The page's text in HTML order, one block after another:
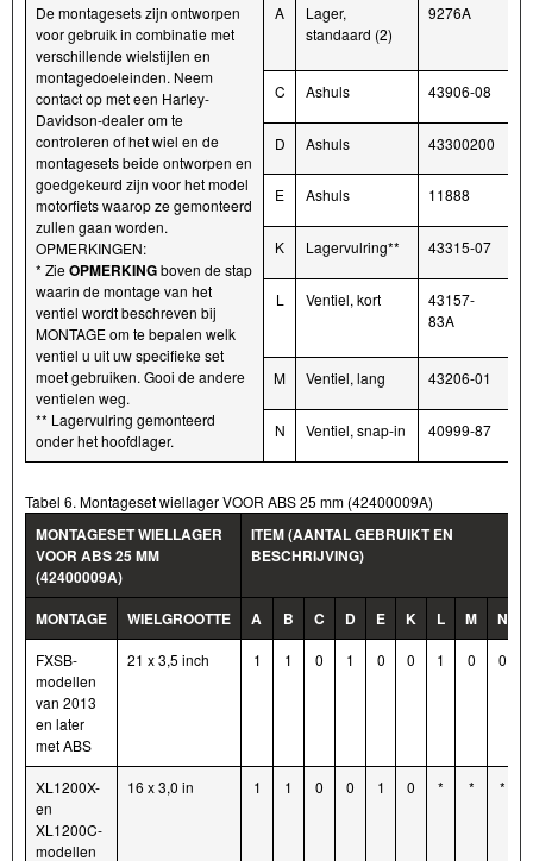
De montagesets zijn ontworpen
voor gebruik in combinatie met
verschillende wielstijlen en
montagedoeleinden. Neem
contact op met een Harley-
Davidson-dealer om te
controleren of het wiel en de
montagesets beide ontworpen en
goedgekeurd zijn voor het model
motorfiets waarop ze gemonteerd
zullen gaan worden.
OPMERKINGEN:
* ZieOPMERKINGboven de stap
waarin de montage van het
ventiel wordt beschreven bij
MONTAGE om te bepalen welk
ventiel u uit uw specifieke set
moet gebruiken. Gooi de andere
ventielen weg.
** Lagervulring gemonteerd
onder het hoofdlager.
A
Lager,
standaard (2)
9276A
C Ashuls 43906-08
D Ashuls 43300200
E Ashuls 11888
K Lagervulring** 43315-07
L Ventiel, kort
43157-
83A
M Ventiel, lang 43206-01
N Ventiel, snap-in 40999-87
Tabel 6. Montageset wiellager VOOR ABS 25 mm (42400009A)
MONTAGESET WIELLAGER
VOOR ABS 25 MM
(42400009A)
ITEM (AANTAL GEBRUIKT EN
BESCHRIJVING)
MONTAGE WIELGROOTTE A B C D E K L M N
FXSB-
modellen
van 2013
en later
met ABS
21 x 3,5 inch 1 1 0 1 0 0 1 0 0
XL1200X-
en
XL1200C-
modellen
16 x 3,0 in 1 1 0 0 1 0 * * *